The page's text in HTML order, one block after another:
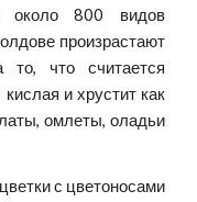
около 800 видов
произрастают
что считается
и хрустит как
омлеты, оладьи
с цветоносами